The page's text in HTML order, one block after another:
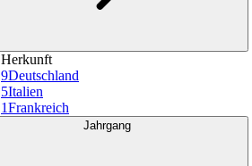
Herkunft
9Deutschland
5Italien
1Frankreich
Jahrgang